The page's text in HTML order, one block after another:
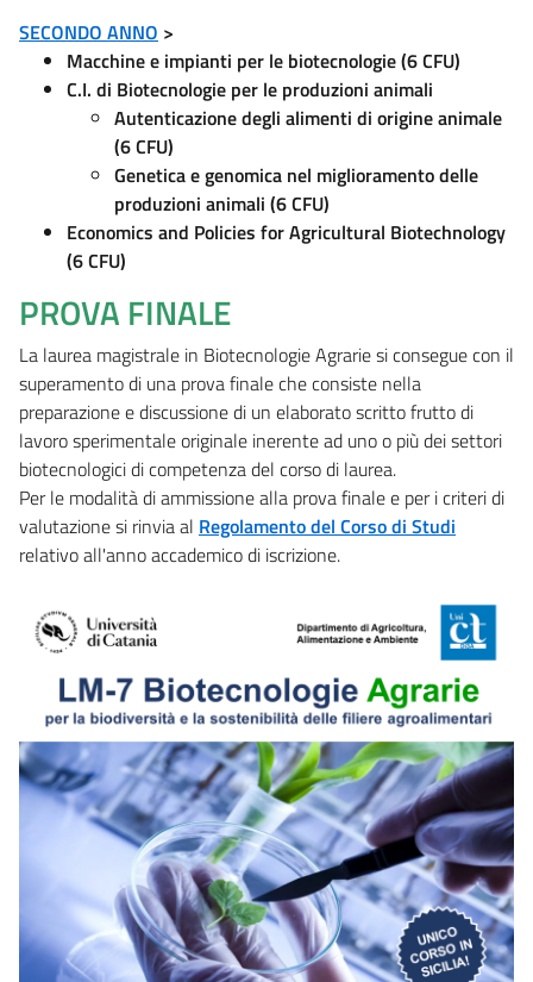
SECONDO ANNO >
Macchine e impianti per le biotecnologie (6 CFU)
C.I. di Biotecnologie per le produzioni animali
Autenticazione degli alimenti di origine animale
(6 CFU)
Genetica e genomica nel miglioramento delle
produzioni animali (6 CFU)
Economics and Policies for Agricultural Biotechnology
(6 CFU)
PROVA FINALE
La laurea magistrale in Biotecnologie Agrarie si consegue con il
superamento di una prova finale che consiste nella
preparazione e discussione di un elaborato scritto frutto di
lavoro sperimentale originale inerente ad uno o più dei settori
biotecnologici di competenza del corso di laurea.
Per le modalità di ammissione alla prova finale e per i criteri di
valutazione si rinvia al Regolamento del Corso di Studi
relativo all'anno accademico di iscrizione.